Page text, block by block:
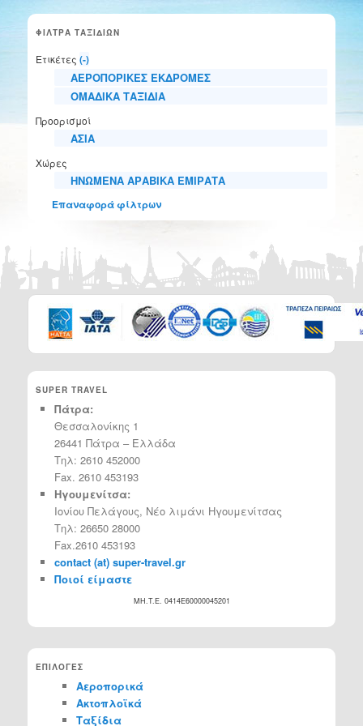
ΦΙΛΤΡΑ ΤΑΞΙΔΙΩΝ
Ετικέτες(-)
ΑΕΡΟΠΟΡΙΚΕΣ ΕΚΔΡΟΜΕΣ
ΟΜΑΔΙΚΑ ΤΑΞΙΔΙΑ
Προορισμοί
ΑΣΙΑ
Χώρες
ΗΝΩΜΕΝΑ ΑΡΑΒΙΚΑ ΕΜΙΡΑΤΑ
Επαναφορά φίλτρων
SUPER TRAVEL
Πάτρα:
Θεσσαλονίκης 1
26441 Πάτρα – Ελλάδα
Τηλ: 2610 452000
Fax. 2610 453193
Ηγουμενίτσα:
Ιονίου Πελάγους, Νέο λιμάνι Ηγουμενίτσας
Τηλ: 26650 28000
Fax.2610 453193
contact (at) super-travel.gr
Ποιοί είμαστε
MH.T.E. 0414Ε60000045201
ΕΠΙΛΟΓΕΣ
Αεροπορικά
Ακτοπλοϊκά
Ταξίδια